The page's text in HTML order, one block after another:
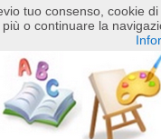
tuo consenso, cookie
o continuare la